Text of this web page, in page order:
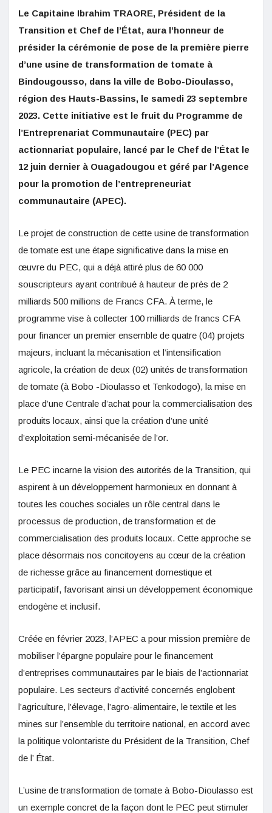
Le Capitaine Ibrahim TRAORE, Président de la
Transition et Chef de l’État, aura l’honneur de
présider la cérémonie de pose de la première pierre
d’une usine de transformation de tomate à
Bindougousso, dans la ville de Bobo-Dioulasso,
région des Hauts-Bassins, le samedi 23 septembre
2023. Cette initiative est le fruit du Programme de
l’Entreprenariat Communautaire (PEC) par
actionnariat populaire, lancé par le Chef de l’État le
12 juin dernier à Ouagadougou et géré par l’Agence
pour la promotion de l’entrepreneuriat
communautaire (APEC).
Le projet de construction de cette usine de transformation
de tomate est une étape significative dans la mise en
œuvre du PEC, qui a déjà attiré plus de 60 000
souscripteurs ayant contribué à hauteur de près de 2
milliards 500 millions de Francs CFA. À terme, le
programme vise à collecter 100 milliards de francs CFA
pour financer un premier ensemble de quatre (04) projets
majeurs, incluant la mécanisation et l’intensification
agricole, la création de deux (02) unités de transformation
de tomate (à Bobo -Dioulasso et Tenkodogo), la mise en
place d’une Centrale d’achat pour la commercialisation des
produits locaux, ainsi que la création d’une unité
d’exploitation semi-mécanisée de l’or.
Le PEC incarne la vision des autorités de la Transition, qui
aspirent à un développement harmonieux en donnant à
toutes les couches sociales un rôle central dans le
processus de production, de transformation et de
commercialisation des produits locaux. Cette approche se
place désormais nos concitoyens au cœur de la création
de richesse grâce au financement domestique et
participatif, favorisant ainsi un développement économique
endogène et inclusif.
Créée en février 2023, l’APEC a pour mission première de
mobiliser l’épargne populaire pour le financement
d’entreprises communautaires par le biais de l’actionnariat
populaire. Les secteurs d’activité concernés englobent
l’agriculture, l’élevage, l’agro-alimentaire, le textile et les
mines sur l’ensemble du territoire national, en accord avec
la politique volontariste du Président de la Transition, Chef
de l’ État.
L’usine de transformation de tomate à Bobo-Dioulasso est
un exemple concret de la façon dont le PEC peut stimuler